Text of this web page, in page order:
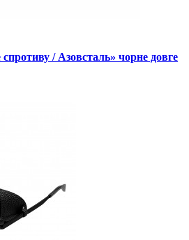
/ Азовсталь» чорне довге